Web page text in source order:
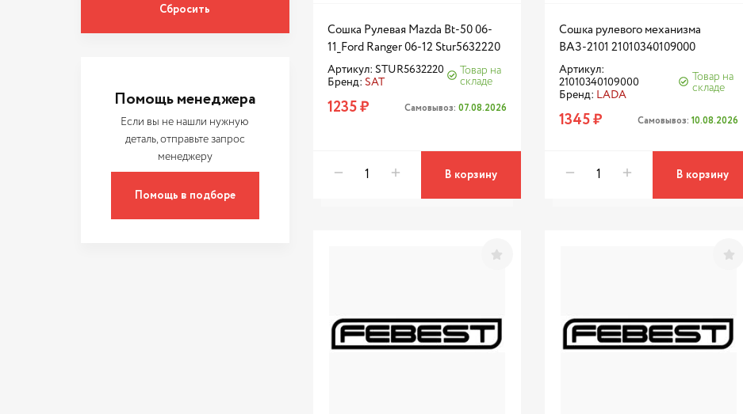
Помощь менеджера
Если вы не нашли нужную
деталь, отправьте запрос
менеджеру
Помощь в подборе
Сошка Рулевая Mazda Bt-50 06-
11_Ford Ranger 06-12 Stur5632220
Артикул: STUR5632220
Бренд: SAT
Товар на
складе
1235 ₽ Самовывоз: 07.08.2026
В корзину
Сошка рулевого механизма
ВАЗ-2101 21010340109000
Артикул:
21010340109000
Бренд: LADA
Товар на
складе
1345 ₽ Самовывоз:10.08.2026
В корзину